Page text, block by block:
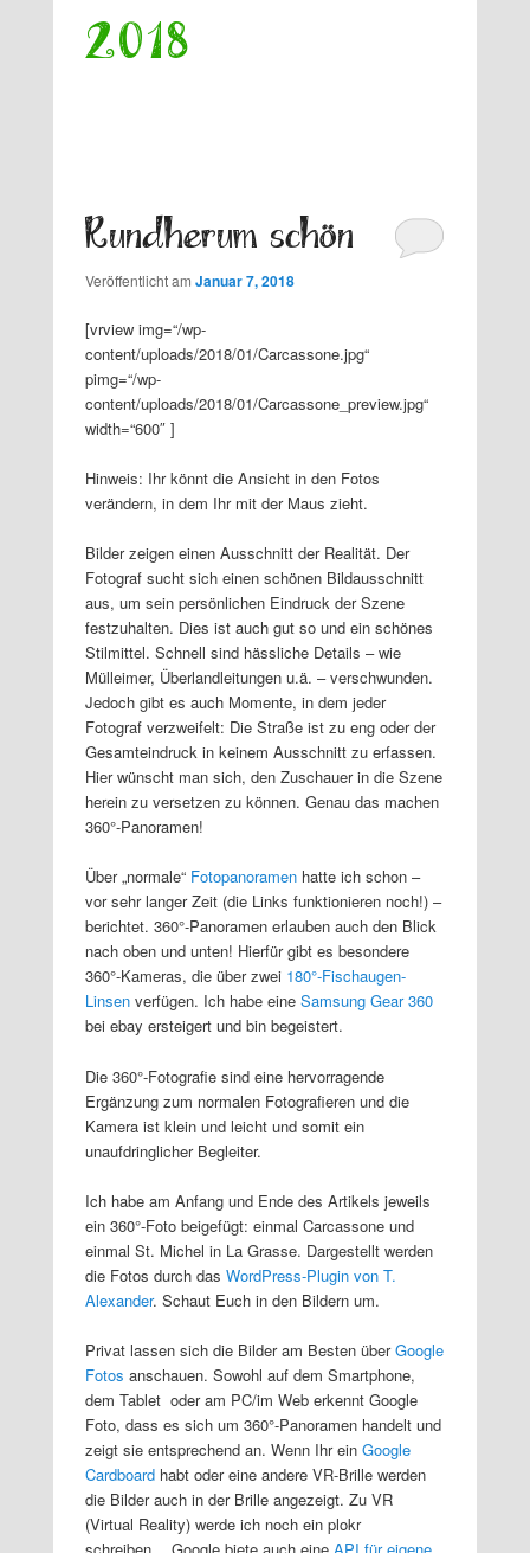
2018
Rundherum schön
Veröffentlicht amJanuar 7, 2018
[vrview img=“/wp-
content/uploads/2018/01/Carcassone.jpg“
pimg=“/wp-
content/uploads/2018/01/Carcassone_preview.jpg“
width=“600″ ]
Hinweis: Ihr könnt die Ansicht in den Fotos
verändern, in dem Ihr mit der Maus zieht.
Bilder zeigen einen Ausschnitt der Realität. Der
Fotograf sucht sich einen schönen Bildausschnitt
aus, um sein persönlichen Eindruck der Szene
festzuhalten. Dies ist auch gut so und ein schönes
Stilmittel. Schnell sind hässliche Details – wie
Mülleimer, Überlandleitungen u.ä. – verschwunden.
Jedoch gibt es auch Momente, in dem jeder
Fotograf verzweifelt: Die Straße ist zu eng oder der
Gesamteindruck in keinem Ausschnitt zu erfassen.
Hier wünscht man sich, den Zuschauer in die Szene
herein zu versetzen zu können. Genau das machen
360°-Panoramen!
Über „normale“ Fotopanoramen hatte ich schon –
vor sehr langer Zeit (die Links funktionieren noch!) –
berichtet. 360°-Panoramen erlauben auch den Blick
nach oben und unten! Hierfür gibt es besondere
360°-Kameras, die über zwei 180°-Fischaugen-
Linsen verfügen. Ich habe eineSamsung Gear 360
bei ebay ersteigert und bin begeistert.
Die 360°-Fotografie sind eine hervorragende
Ergänzung zum normalen Fotografieren und die
Kamera ist klein und leicht und somit ein
unaufdringlicher Begleiter.
Ich habe am Anfang und Ende des Artikels jeweils
ein 360°-Foto beigefügt: einmal Carcassone und
einmal St. Michel in La Grasse. Dargestellt werden
die Fotos durch dasWordPress-Plugin von T.
Alexander. Schaut Euch in den Bildern um.
Privat lassen sich die Bilder am Besten überGoogle
Fotos anschauen. Sowohl auf dem Smartphone,
dem Tablet oder am PC/im Web erkennt Google
Foto, dass es sich um 360°-Panoramen handelt und
zeigt sie entsprechend an. Wenn Ihr einGoogle
Cardboard habt oder eine andere VR-Brille werden
die Bilder auch in der Brille angezeigt. Zu VR
(Virtual Reality) werde ich noch ein plokr